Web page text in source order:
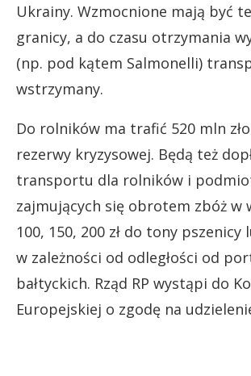
Ukrainy. Wzmocnione mają być
granicy, a do czasu otrzymania
(np. pod kątem Salmonelli)
wstrzymany.
Do rolników ma trafić 520 mln
rezerwy kryzysowej. Będą też
transportu dla rolników i
zajmujących się obrotem zbóż w
100, 150, 200 zł do tony
w zależności od odległości od
bałtyckich. Rząd RP wystąpi do
Europejskiej o zgodę na